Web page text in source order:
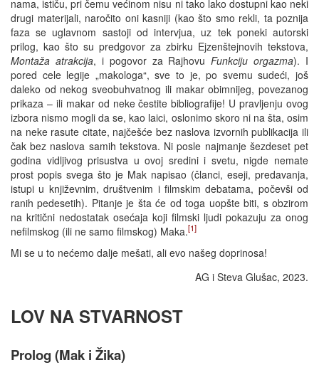
nama, ističu, pri čemu većinom nisu ni tako lako dostupni kao neki
drugi materijali, naročito oni kasniji (kao što smo rekli, ta poznija
faza se uglavnom sastoji od intervjua, uz tek poneki autorski
prilog, kao što su predgovor za zbirku Ejzenštejnovih tekstova,
Montaža atrakcija, i pogovor za RajhovuFunkciju orgazma). I
pored cele legije „makologa“, sve to je, po svemu sudeći, još
daleko od nekog sveobuhvatnog ili makar obimnijeg, povezanog
prikaza – ili makar od neke čestite bibliografije! U pravljenju ovog
izbora nismo mogli da se, kao laici, oslonimo skoro ni na šta, osim
na neke rasute citate, najčešće bez naslova izvornih publikacija ili
čak bez naslova samih tekstova. Ni posle najmanje šezdeset pet
godina vidljivog prisustva u ovoj sredini i svetu, nigde nemate
prost popis svega što je Mak napisao (članci, eseji, predavanja,
istupi u književnim, društvenim i filmskim debatama, počevši od
ranih pedesetih). Pitanje je šta će od toga uopšte biti, s obzirom
na kritični nedostatak osećaja koji filmski ljudi pokazuju za onog
nefilmskog (ili ne samo filmskog) Maka.[1]
Mi se u to nećemo dalje mešati, ali evo našeg doprinosa!
AG i Steva Glušac, 2023.
LOV NA STVARNOST
Prolog (Mak i Žika)